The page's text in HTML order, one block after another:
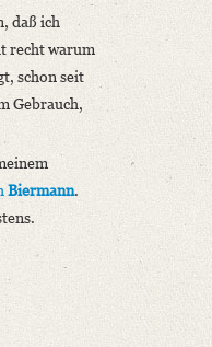
daß ich
recht warum
schon seit
Gebrauch,
Biermann.